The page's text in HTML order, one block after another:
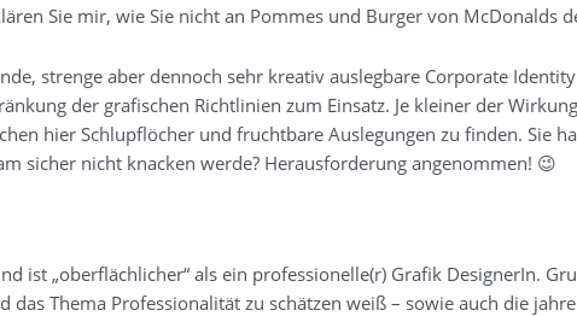
Sie mir, wie Sie nicht an Pommes und Burger von McDonalds
strenge aber dennoch sehr kreativ auslegbare Corporate
der grafischen Richtlinien zum Einsatz. Je kleiner der
hier Schlupflöcher und fruchtbare Auslegungen zu finden. Sie
sicher nicht knacken werde? Herausforderung angenommen! 😉
ist „oberflächlicher“ als ein professionelle(r) Grafik DesignerIn.
das Thema Professionalität zu schätzen weiß – sowie auch die